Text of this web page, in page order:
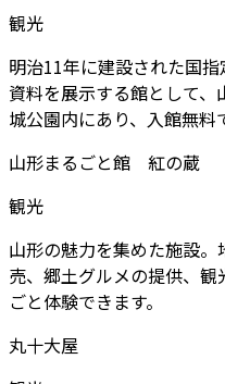
観光
明治11年に建設された国
資料を展示する館として
城公園内にあり、入館無料
山形まるごと館 紅の蔵
観光
山形の魅力を集めた施設
売、郷土グルメの提供、
ごと体験できます。
丸十大屋